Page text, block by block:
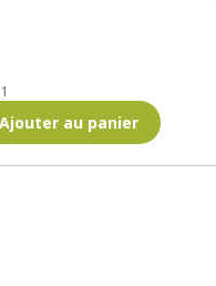
Ajouter au panier